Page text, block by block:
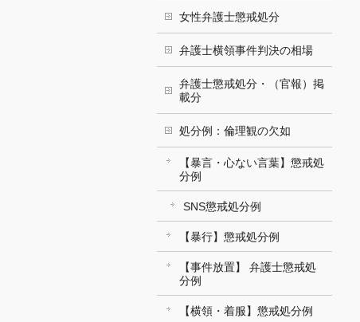
女性弁護士懲戒処分
弁護士横領事件判決の相場
弁護士懲戒処分・（官報）掲
載分
処分例：倫理観の欠如
【暴言・心ない言葉】懲戒処
分例
SNS懲戒処分例
【暴行】懲戒処分例
【事件放置】 弁護士懲戒処
分例
【横領・着服】懲戒処分例